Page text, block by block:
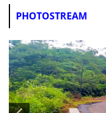
PHOTOSTREAM